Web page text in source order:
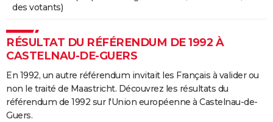
des votants)
RÉSULTAT DU RÉFÉRENDUM DE 1992 À
CASTELNAU-DE-GUERS
En 1992, un autre référendum invitait les Français à valider ou
non le traité de Maastricht. Découvrez les résultats du
référendum de 1992 sur l'Union européenne à Castelnau-de-
Guers.